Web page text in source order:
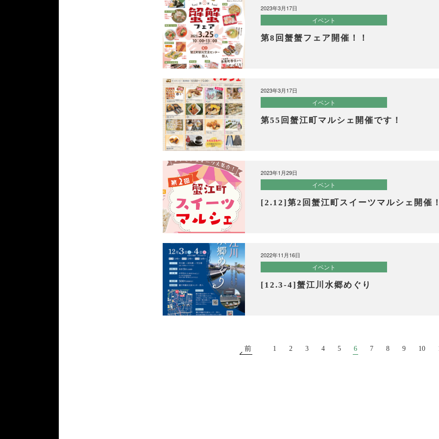
2023年3月17日
イベント
第8回蟹蟹フェア開催！！
2023年3月17日
イベント
第55回蟹江町マルシェ開催です！
2023年1月29日
イベント
[2.12]第2回蟹江町スイーツマルシェ開催
2022年11月16日
イベント
[12.3-4]蟹江川水郷めぐり
前 1 2 3 4 5 6 7 8 9 10